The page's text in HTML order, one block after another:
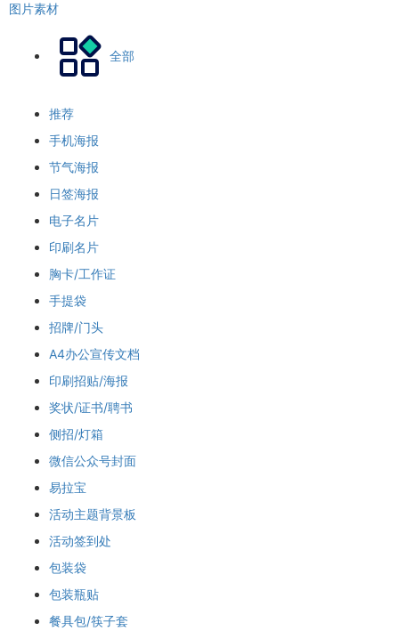
图片素材
全部
推荐
手机海报
节气海报
日签海报
电子名片
印刷名片
胸卡/工作证
手提袋
招牌/门头
A4办公宣传文档
印刷招贴/海报
奖状/证书/聘书
侧招/灯箱
微信公众号封面
易拉宝
活动主题背景板
活动签到处
包装袋
包装瓶贴
餐具包/筷子套